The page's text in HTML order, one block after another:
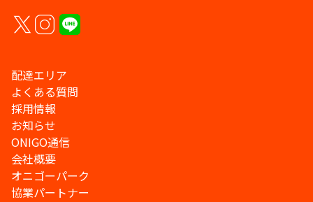
配達エリア
よくある質問
採用情報
お知らせ
ONIGO通信
会社概要
オニゴーパーク
協業パートナー